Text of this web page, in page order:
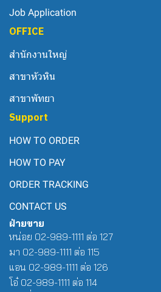
Job Application
OFFICE
สำนักงานใหญ่
สาขาหัวหิน
สาขาพัทยา
Support
HOW TO ORDER
HOW TO PAY
ORDER TRACKING
CONTACT US
ฝ่ายขาย
หน่อย 02-989-1111 ต่อ 127
มา 02-989-1111 ต่อ 115
แอน 02-989-1111 ต่อ 126
โอ๋ 02-989-1111 ต่อ 114